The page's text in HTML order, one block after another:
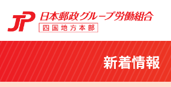
新着情報